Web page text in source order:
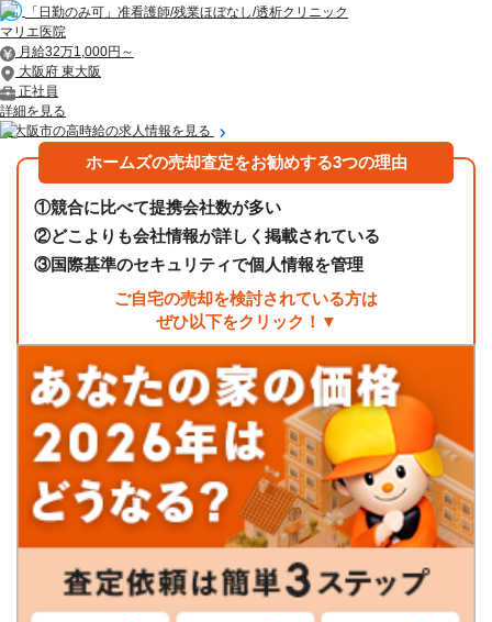
「日勤のみ可」准看護師/残業ほぼなし/透析クリニック
マリエ医院
月給32万1,000円～
大阪府 東大阪
正社員
詳細を見る
東大阪市の高時給の求人情報を見る
ホームズの売却査定をお勧めする3つの理由
①競合に比べて提携会社数が多い
②どこよりも会社情報が詳しく掲載されている
③国際基準のセキュリティで個人情報を管理
ご自宅の売却を検討されている方は
ぜひ以下をクリック！▼